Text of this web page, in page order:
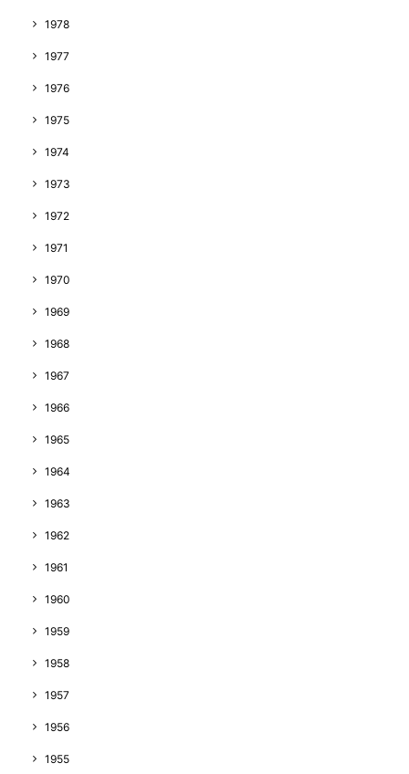
1978
1977
1976
1975
1974
1973
1972
1971
1970
1969
1968
1967
1966
1965
1964
1963
1962
1961
1960
1959
1958
1957
1956
1955